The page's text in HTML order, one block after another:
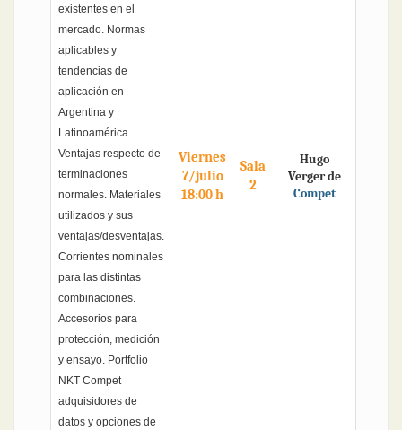
existentes en el
mercado. Normas
aplicables y
tendencias de
aplicación en
Argentina y
Latinoamérica.
Ventajas respecto de
terminaciones
normales. Materiales
utilizados y sus
ventajas/desventajas.
Corrientes nominales
para las distintas
combinaciones.
Accesorios para
protección, medición
y ensayo. Portfolio
NKT Compet
adquisidores de
datos y opciones de
Viernes
7/julio
18:00 h
Sala
2
Hugo
Verger de
Compet